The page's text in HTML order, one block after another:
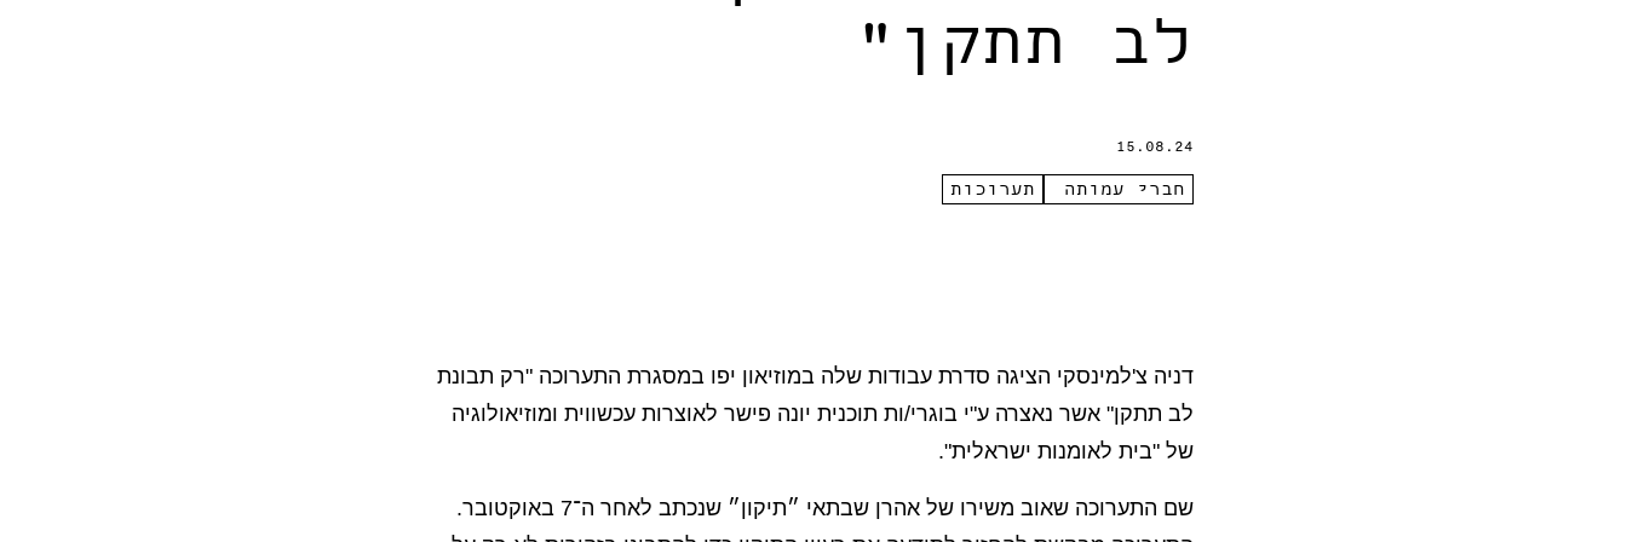
לב תתקן"
15.08.24
חברי עמותה תערוכות
דניה צ'למינסקי הציגה סדרת עבודות שלה במוזיאון יפו במסגרת התערוכה "רק תבונת
לב תתקן" אשר נאצרה ע"י בוגרי/ות תוכנית יונה פישר לאוצרות עכשווית ומוזיאולוגיה
של "בית לאומנות ישראלית".
שם התערוכה שאוב משירו של אהרן שבתאי ״תיקון״ שנכתב לאחר ה־7 באוקטובר.